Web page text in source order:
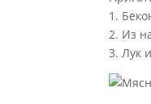
1.
2. Из
3. Лук